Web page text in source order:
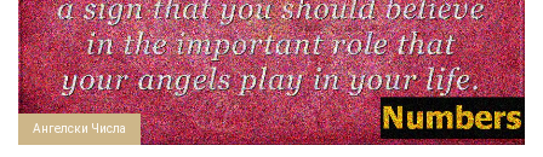
Ангелски Числа